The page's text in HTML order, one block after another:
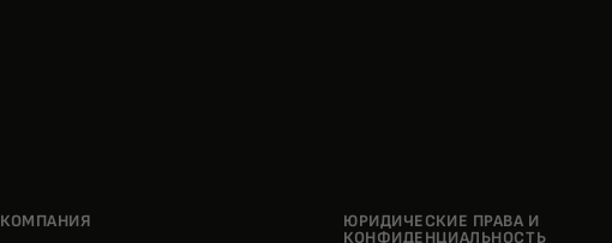
КОМПАНИЯ
ЮРИДИЧЕСКИЕ ПРАВА И
КОНФИДЕНЦИАЛЬНОСТЬ